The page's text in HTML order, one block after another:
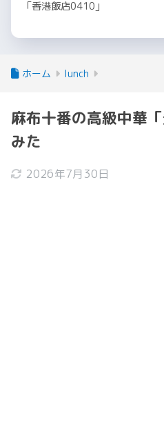
「香港飯店0410」
ホーム lunch
麻布十番の高級中華
みた
2026年7月30日